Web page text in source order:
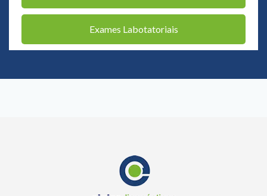
Exames Labotatoriais